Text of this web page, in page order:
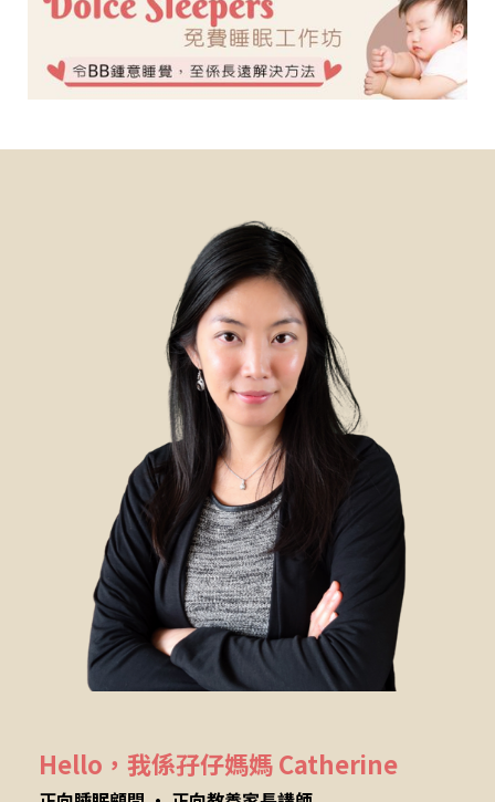
Hello，我係孖仔媽媽 Catherine